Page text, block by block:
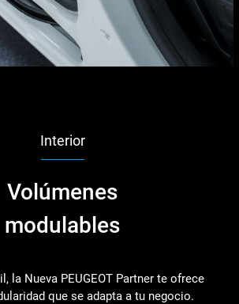
Interior
Volúmenes
modulables
la Nueva PEUGEOT Partner te ofrece
que se adapta a tu negocio.